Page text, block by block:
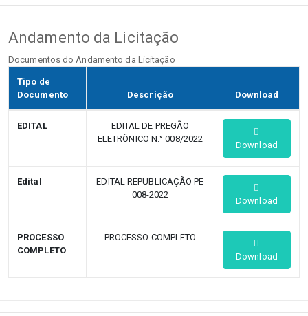
Andamento da Licitação
Documentos do Andamento da Licitação
Tipo de
Documento
Descrição Download
EDITAL
EDITAL DE PREGÃO
ELETRÔNICO N.° 008/2022
Download
Edital
EDITAL REPUBLICAÇÃO PE
008-2022
Download
PROCESSO
COMPLETO
PROCESSO COMPLETO
Download